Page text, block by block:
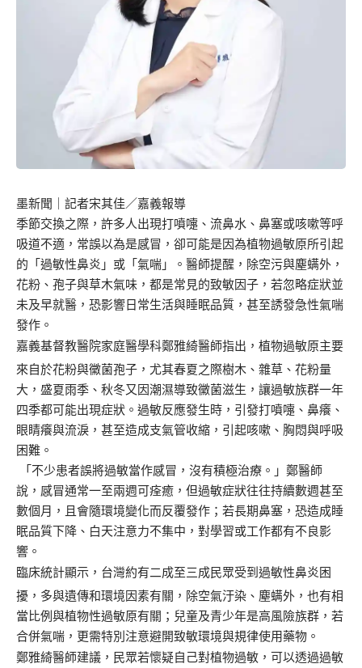
墨新聞 ｜記者宋其佳／嘉義報導
季節交換之際，許多人出現打噴嚏、流鼻水、鼻塞或咳嗽等呼
吸道不適，常誤以為是感冒，卻可能是因為植物過敏原所引起
的「過敏性鼻炎」或「氣喘」。醫師提醒，除空污與塵螨外，
花粉、孢子與草木氣味，都是常見的致敏因子，若忽略症狀並
未及早就醫，恐影響日常生活與睡眠品質，甚至誘發急性氣喘
發作。
嘉義基督教醫院家庭醫學科鄭雅綺醫師指出，植物過敏原主要
來自於花粉與黴菌孢子，尤其春夏之際樹木、雜草、花粉量
大，盛夏雨季、秋冬又因潮濕導致黴菌滋生，讓過敏族群一年
四季都可能出現症狀。過敏反應發生時，引發打噴嚏、鼻癢、
眼睛癢與流淚，甚至造成支氣管收縮，引起咳嗽、胸悶與呼吸
困難。
「不少患者誤將過敏當作感冒，沒有積極治療。」鄭醫師
說，感冒通常一至兩週可痊癒，但過敏症狀往往持續數週甚至
數個月，且會隨環境變化而反覆發作；若長期鼻塞，恐造成睡
眠品質下降、白天注意力不集中，對學習或工作都有不良影
響。
臨床統計顯示，台灣約有二成至三成民眾受到過敏性鼻炎困
擾，多與遺傳和環境因素有關，除空氣汙染、塵螨外，也有相
當比例與植物性過敏原有關；兒童及青少年是高風險族群，若
合併氣喘，更需特別注意避開致敏環境與規律使用藥物。
鄭雅綺醫師建議，民眾若懷疑自己對植物過敏，可以透過過敏